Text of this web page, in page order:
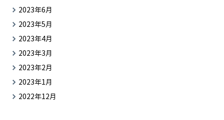
2023年6月
2023年5月
2023年4月
2023年3月
2023年2月
2023年1月
2022年12月